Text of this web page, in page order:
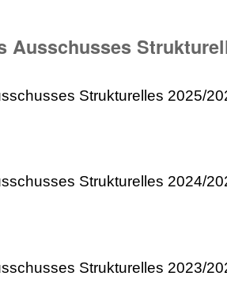
Ausschusses
Strukturelles 2025/
Strukturelles 2024/
Strukturelles 2023/